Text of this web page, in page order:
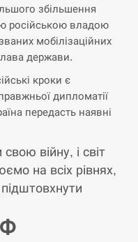
аеропорту Лейпцига
на…
військові
з…
збільшення
російською владою
мобілізаційних
держави.
кроки є
дипломатії
передасть наявні
війну, і світ
на всіх рівнях,